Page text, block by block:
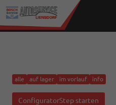
alle auf lager im vorlauf info
ConfiguratorStep starten